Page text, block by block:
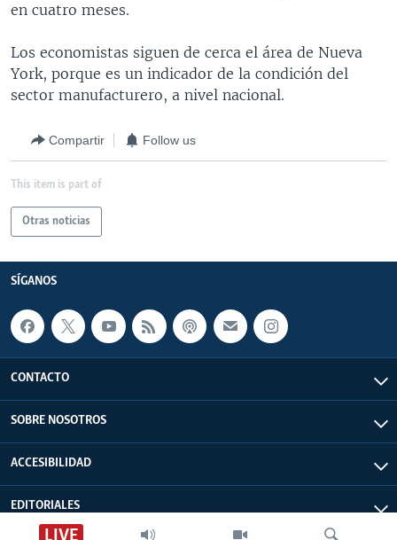
FORO [RADIO]
DEPORTIVO INTERNACIONAL
NOTA ECONÓMICA
Idiomas
LIVE
en cuatro meses.
Los economistas siguen de cerca el área de Nueva
York, porque es un indicador de la condición del
sector manufacturero, a nivel nacional.
Compartir Follow us
This item is part of
Otras noticias
SÍGANOS
CONTACTO
SOBRE NOSOTROS
ACCESIBILIDAD
EDITORIALES